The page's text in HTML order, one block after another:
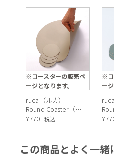
※コースターの販売ペ
ージとなります。
ruca（ルカ）
Round Coaster（ラ
ウンドコースタ
¥770 税込
※コ
ー
ウ
¥
この商品とよく一